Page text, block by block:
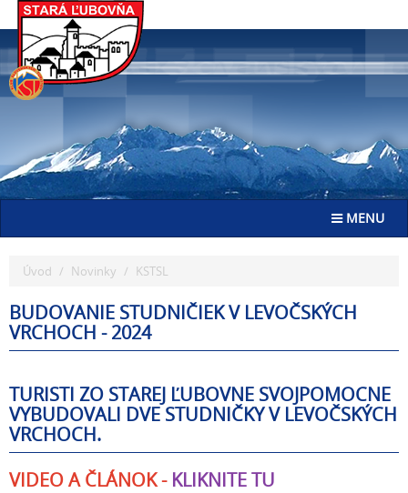
Go
to
Toggle
MENU
Úvod Novinky KSTSL
BUDOVANIE STUDNIČIEK V LEVOČSKÝCH
VRCHOCH - 2024
TURISTI ZO STAREJ ĽUBOVNE SVOJPOMOCNE
VYBUDOVALI DVE STUDNIČKY V LEVOČSKÝCH
VRCHOCH.
VIDEO A ČLÁNOK - KLIKNITE TU